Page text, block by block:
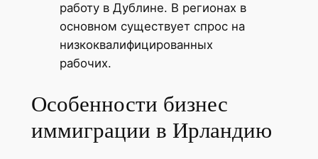
работу в Дублине. В регионах в
основном существует спрос на
низкоквалифицированных
рабочих.
Особенности бизнес
иммиграции в Ирландию